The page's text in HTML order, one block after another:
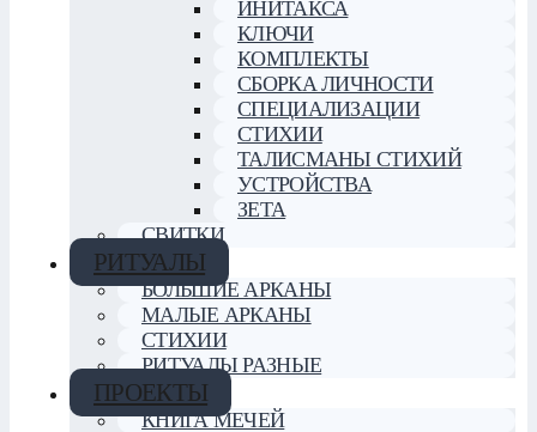
ИНИТАКСА
КЛЮЧИ
КОМПЛЕКТЫ
СБОРКА ЛИЧНОСТИ
СПЕЦИАЛИЗАЦИИ
СТИХИИ
ТАЛИСМАНЫ СТИХИЙ
УСТРОЙСТВА
ЗЕТА
СВИТКИ
РИТУАЛЫ
БОЛЬШИЕ АРКАНЫ
МАЛЫЕ АРКАНЫ
СТИХИИ
РИТУАЛЫ РАЗНЫЕ
ПРОЕКТЫ
КНИГА МЕЧЕЙ